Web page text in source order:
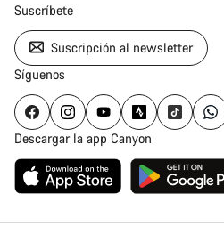
Suscríbete
Suscripción al newsletter
Síguenos
Descargar la app Canyon